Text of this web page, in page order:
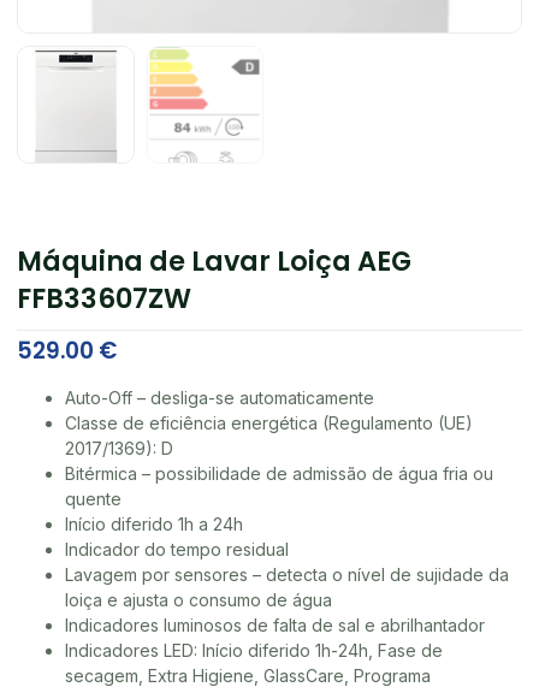
Máquina de Lavar Loiça AEG
FFB33607ZW
529.00 €
Auto-Off – desliga-se automaticamente
Classe de eficiência energética (Regulamento (UE)
2017/1369): D
Bitérmica – possibilidade de admissão de água fria ou
quente
Início diferido 1h a 24h
Indicador do tempo residual
Lavagem por sensores – detecta o nível de sujidade da
loiça e ajusta o consumo de água
Indicadores luminosos de falta de sal e abrilhantador
Indicadores LED: Início diferido 1h-24h, Fase de
secagem, Extra Higiene, GlassCare, Programa